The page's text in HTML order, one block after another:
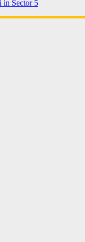
in Sector 5